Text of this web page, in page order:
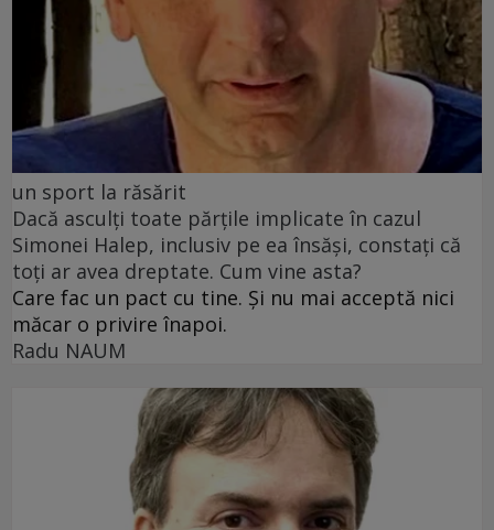
un sport la răsărit
Dacă asculți toate părțile implicate în cazul
Simonei Halep, inclusiv pe ea însăși, constați că
toți ar avea dreptate. Cum vine asta?
Care fac un pact cu tine. Și nu mai acceptă nici
măcar o privire înapoi.
Radu NAUM